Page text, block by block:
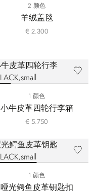
2 颜色
羊绒盖毯
€ 2.300
1 颜色
小牛皮革四轮行李箱
€ 5.750
1 颜色
哑光鳄鱼皮革钥匙扣